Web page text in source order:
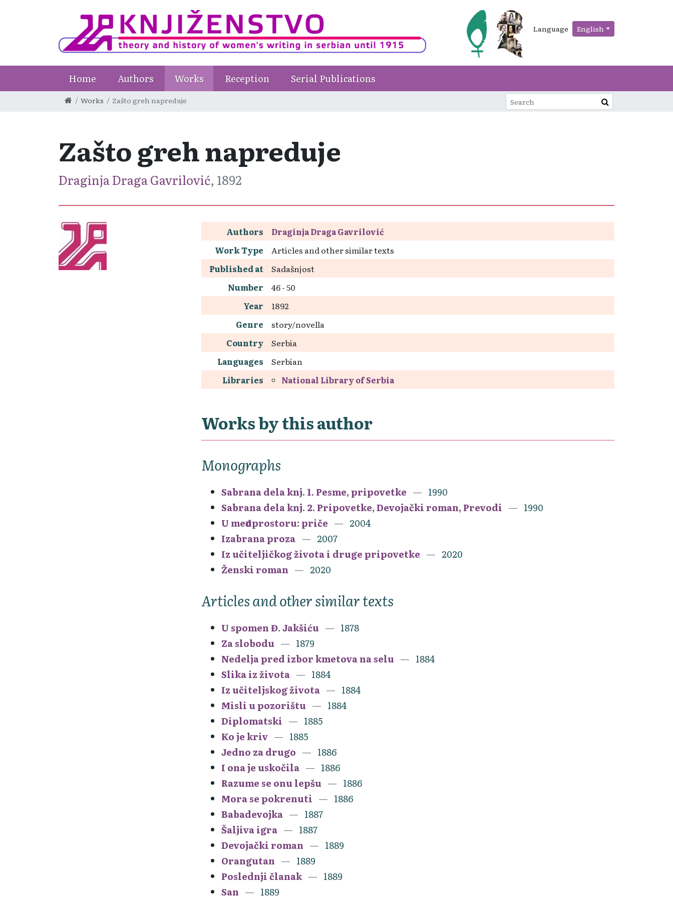
Language English
Home Authors Works Reception Serial Publications
Works Zašto greh napreduje
Zašto greh napreduje
Draginja Draga Gavrilović, 1892
Authors
Draginja Draga Gavrilović
Work Type
Articles and other similar texts
Published at
Sadašnjost
Number
46 - 50
Year
1892
Genre
story/novella
Country
Serbia
Languages
Serbian
Libraries
National Library of Serbia
Works by this author
Monographs
Sabrana dela knj. 1. Pesme, pripovetke
1990
Sabrana dela knj. 2. Pripovetke, Devojački roman, Prevodi
1990
U međuprostoru: priče
2004
Izabrana proza
2007
Iz učiteljičkog života i druge pripovetke
2020
Ženski roman
2020
Articles and other similar texts
U spomen Đ. Jakšiću
1878
Za slobodu
1879
Nedelja pred izbor kmetova na selu
1884
Slika iz života
1884
Iz učiteljskog života
1884
Misli u pozorištu
1884
Diplomatski
1885
Ko je kriv
1885
Jedno za drugo
1886
I ona je uskočila
1886
Razume se onu lepšu
1886
Mora se pokrenuti
1886
Babadevojka
1887
Šaljiva igra
1887
Devojački roman
1889
Orangutan
1889
Poslednji članak
1889
San
1889